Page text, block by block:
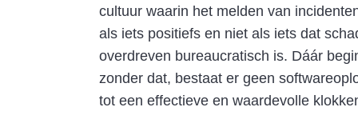
cultuur waarin het melden van
als iets positiefs en niet als iets dat
overdreven bureaucratisch is. Dáár
zonder dat, bestaat er geen
tot een effectieve en waardevolle